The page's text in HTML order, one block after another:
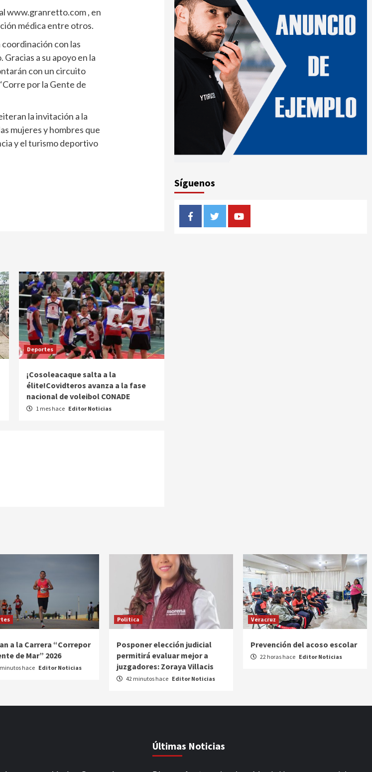
www.granretto.com , en
médica entre otros.
con las
a su apoyo en la
con un circuito
por la Gente de
la invitación a la
mujeres y hombres que
y el turismo deportivo
Deportes
¡Cosoleacaque salta a la
élite!Covidteros avanza a la fase
nacional de voleibol CONADE
1 mes hace Editor Noticias
Síguenos
FacebookTwitterYoutube
a la Carrera “Correpor
de Mar” 2026
hace Editor Noticias
Politica
Posponer elección judicial
permitirá evaluar mejor a
juzgadores: Zoraya Villacis
42 minutos hace Editor Noticias
Veracruz
Prevención del acoso escolar
22 horas hace Editor Noticias
Últimas Noticias